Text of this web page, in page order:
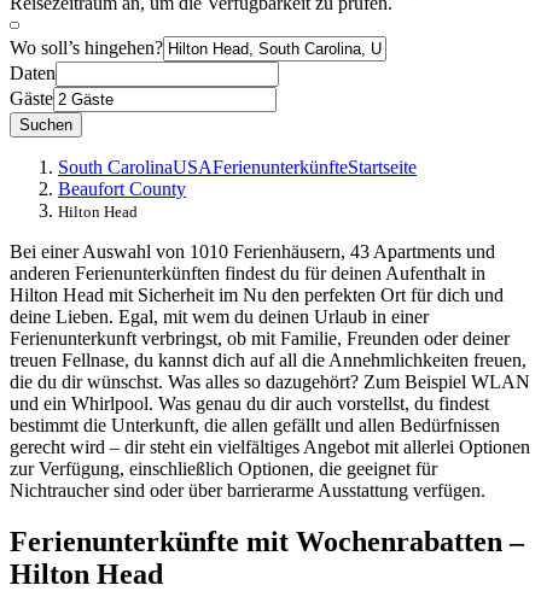
Wo soll’s hingehen?
Daten
Gäste
Suchen
South CarolinaUSAFerienunterkünfteStartseite
Beaufort County
Hilton Head
Bei einer Auswahl von 1010 Ferienhäusern, 43 Apartments und
anderen Ferienunterkünften findest du für deinen Aufenthalt in
Hilton Head mit Sicherheit im Nu den perfekten Ort für dich und
deine Lieben. Egal, mit wem du deinen Urlaub in einer
Ferienunterkunft verbringst, ob mit Familie, Freunden oder deiner
treuen Fellnase, du kannst dich auf all die Annehmlichkeiten freuen,
die du dir wünschst. Was alles so dazugehört? Zum Beispiel WLAN
und ein Whirlpool. Was genau du dir auch vorstellst, du findest
bestimmt die Unterkunft, die allen gefällt und allen Bedürfnissen
gerecht wird – dir steht ein vielfältiges Angebot mit allerlei Optionen
zur Verfügung, einschließlich Optionen, die geeignet für
Nichtraucher sind oder über barrierarme Ausstattung verfügen.
Ferienunterkünfte mit Wochenrabatten –
Hilton Head